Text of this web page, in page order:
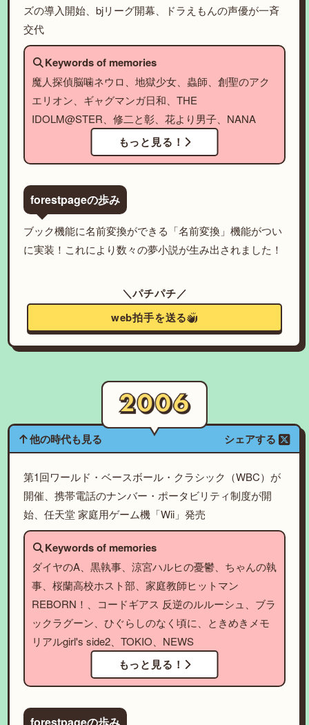
ズの導入開始、bjリーグ開幕、ドラえもんの声優が一斉
交代
Keywords of memories
魔人探偵脳噛ネウロ、地獄少女、蟲師、創聖のアク
エリオン、ギャグマンガ日和、THE
IDOLM@STER、修二と彰、花より男子、NANA
もっと見る！
forestpageの歩み
ブック機能に名前変換ができる「名前変換」機能がつい
に実装！これにより数々の夢小説が生み出されました！
＼パチパチ／
web拍手を送る
他の時代も見る シェアする
第1回ワールド・ベースボール・クラシック（WBC）が
開催、携帯電話のナンバー・ポータビリティ制度が開
始、任天堂 家庭用ゲーム機「Wii」発売
Keywords of memories
ダイヤのA、黒執事、涼宮ハルヒの憂鬱、ちゃんの執
事、桜蘭高校ホスト部、家庭教師ヒットマン
REBORN！、コードギアス 反逆のルルーシュ、ブラ
ックラグーン、ひぐらしのなく頃に、ときめきメモ
リアルgirl's side2、TOKIO、NEWS
もっと見る！